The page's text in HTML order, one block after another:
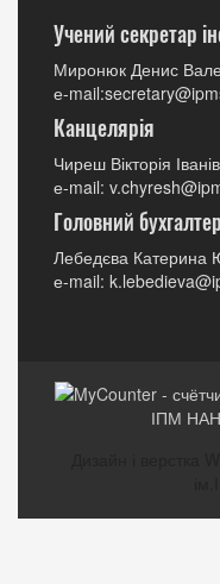
Учений секретар
Миронюк Денис
е-
Канцелярія
Чиреш Вікторія
е-mail:
Головний бухгалтер
Лебедєва Катерина
е-mail:
ІПМ